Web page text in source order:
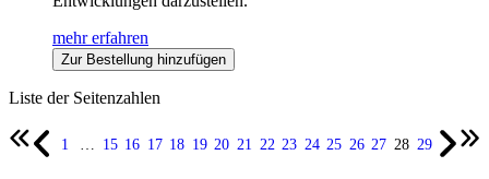
mehr erfahren
Zur Bestellung hinzufügen
Liste der Seitenzahlen
1 15 16 17 18 19 20 21 22 23 24 25 26 27 28 29